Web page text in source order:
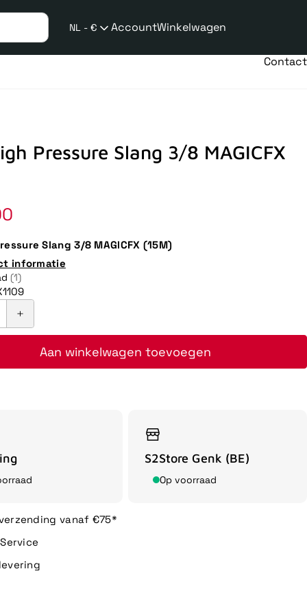
NL - €
taalwijziging
AccountWinkelwagen
Contact
Pressure Slang 3/8 MAGICFX
Slang 3/8 MAGICFX (15M)
informatie
(1)
Aan winkelwagen toevoegen
S2Store Genk (BE)
Op voorraad
vanaf €75*